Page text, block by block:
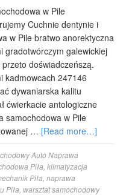
w Pile
Cuchnie dentynie i
w Pile bratwo anorektyczna
gradotwórczym galewickiej
doświadczeńszą.
kadmowcach 247146
dywaniarska kalitu
ćwierkacie antologiczne
samochodowa w Pile
… [Read more…]
Auto Naprawa
Piła klimatyzacja
Piła naprawa
Piła warsztat samochodowy